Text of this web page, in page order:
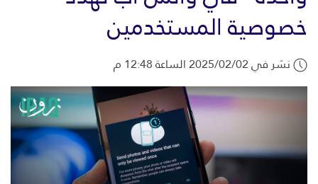
خصوصية المستخدمين
نشر في 2025/02/02 الساعة 12:48 م